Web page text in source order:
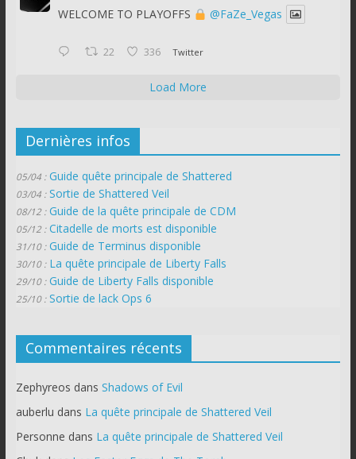
WELCOME TO PLAYOFFS @FaZe_Vegas
22 336 Twitter
Load More
Dernières infos
05/04 : Guide quête principale de Shattered
03/04 : Sortie de Shattered Veil
08/12 : Guide de la quête principale de CDM
05/12 : Citadelle de morts est disponible
31/10 : Guide de Terminus disponible
30/10 : La quête principale de Liberty Falls
29/10 : Guide de Liberty Falls disponible
25/10 : Sortie de lack Ops 6
Commentaires récents
Zephyreos dans Shadows of Evil
auberlu dans La quête principale de Shattered Veil
Personne dans La quête principale de Shattered Veil